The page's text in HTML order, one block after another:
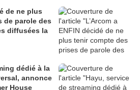
de ne plus
de parole des
diffusées la
dédié à la
annonce
House